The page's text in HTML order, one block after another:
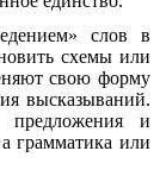
слов в
схемы или
свою форму
высказываний.
предложения и
грамматика или